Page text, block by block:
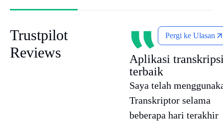
Trustpilot
Reviews
Pergi ke Ulasan
Aplikasi
terbaik
Saya telah
Transkriptor selama
beberapa hari terakhir